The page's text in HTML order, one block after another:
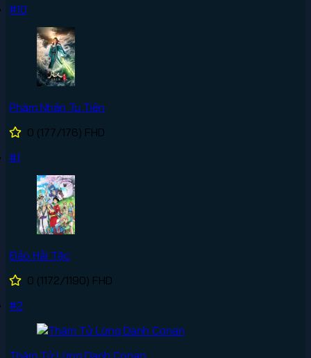
#10
Phàm Nhân Tu Tiên
0 (177/176) FHD
#1
Đảo Hải Tặc
0 (1172/1190) FHD
#2